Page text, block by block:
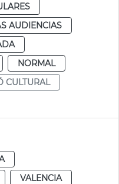
AUDIENCIAS
NORMAL
CULTURAL
VALENCIA